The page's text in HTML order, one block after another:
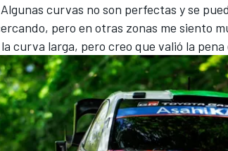
curvas no son perfectas y se
pero en otras zonas me siento
curva larga, pero creo que valió la